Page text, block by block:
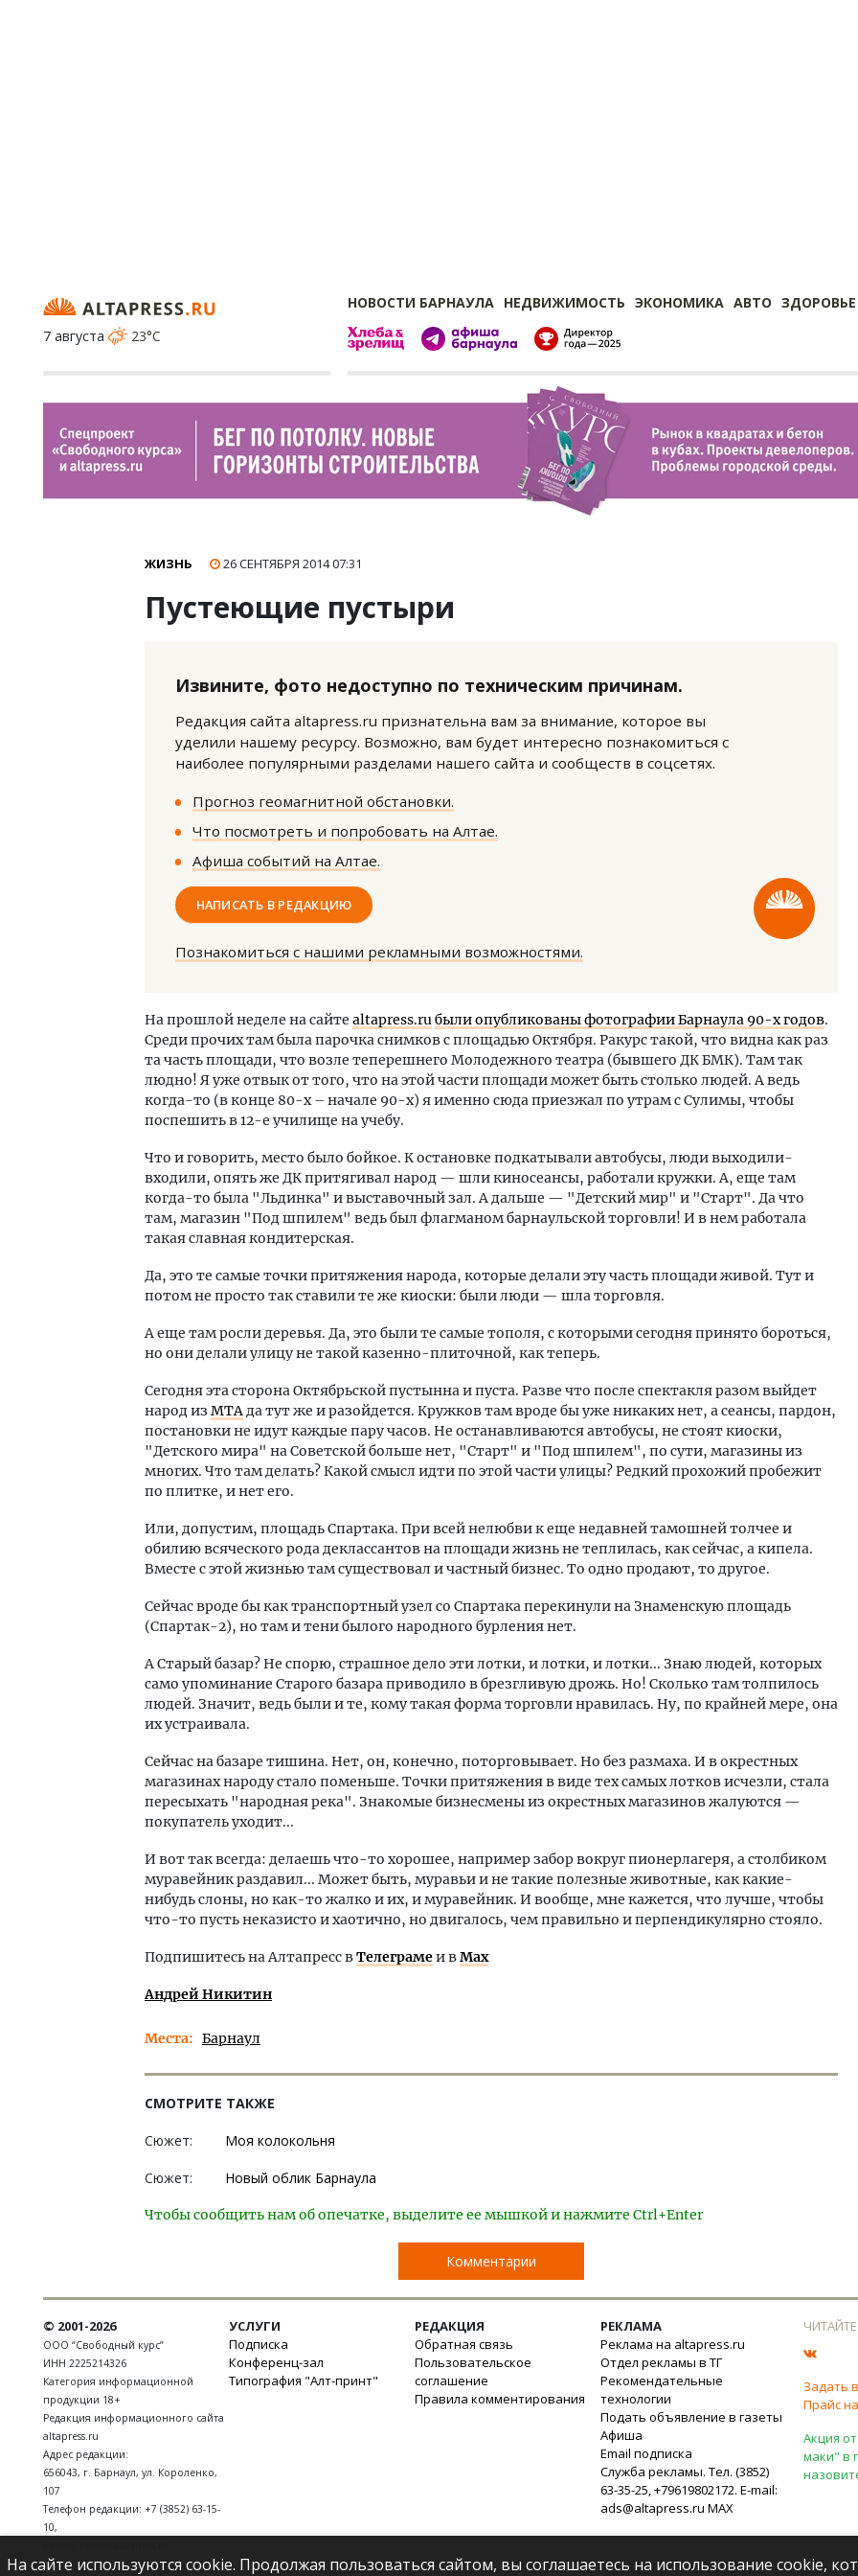
НОВОСТИ БАРНАУЛА НЕДВИЖИМОСТЬ ЭКОНОМИКА АВТО ЗДОРОВЬЕ
7 августа
23°C
ЖИЗНЬ 26 СЕНТЯБРЯ 201407:31
Пустеющие пустыри
Извините, фото недоступно по техническим причинам.
Редакция сайта altapress.ru признательна вам за внимание, которое вы
уделили нашему ресурсу. Возможно, вам будет интересно познакомиться с
наиболее популярными разделами нашего сайта и сообществ в соцсетях.
Прогноз геомагнитной обстановки.
Что посмотреть и попробовать на Алтае.
Афиша событий на Алтае.
НАПИСАТЬ В РЕДАКЦИЮ
Познакомиться с нашими рекламными возможностями.
На прошлой неделе на сайте altapress.ruбыли опубликованы фотографии Барнаула 90-х годов.
Среди прочих там была парочка снимков с площадью Октября. Ракурс такой, что видна как раз
та часть площади, что возле теперешнего Молодежного театра (бывшего ДК БМК). Там так
людно! Я уже отвык от того, что на этой части площади может быть столько людей. А ведь
когда-то (в конце 80-х – начале 90-х) я именно сюда приезжал по утрам с Сулимы, чтобы
поспешить в 12-е училище на учебу.
Что и говорить, место было бойкое. К остановке подкатывали автобусы, люди выходили-
входили, опять же ДК притягивал народ — шли киносеансы, работали кружки. А, еще там
когда-то была "Льдинка" и выставочный зал. А дальше — "Детский мир" и "Старт". Да что
там, магазин "Под шпилем" ведь был флагманом барнаульской торговли! И в нем работала
такая славная кондитерская.
Да, это те самые точки притяжения народа, которые делали эту часть площади живой. Тут и
потом не просто так ставили те же киоски: были люди — шла торговля.
А еще там росли деревья. Да, это были те самые тополя, с которыми сегодня принято бороться,
но они делали улицу не такой казенно-плиточной, как теперь.
Сегодня эта сторона Октябрьской пустынна и пуста. Разве что после спектакля разом выйдет
народ изМТАда тут же и разойдется. Кружков там вроде бы уже никаких нет, а сеансы, пардон,
постановки не идут каждые пару часов. Не останавливаются автобусы, не стоят киоски,
"Детского мира" на Советской больше нет, "Старт" и "Под шпилем", по сути, магазины из
многих. Что там делать? Какой смысл идти по этой части улицы? Редкий прохожий пробежит
по плитке, и нет его.
Или, допустим, площадь Спартака. При всей нелюбви к еще недавней тамошней толчее и
обилию всяческого рода деклассантов на площади жизнь не теплилась, как сейчас, а кипела.
Вместе с этой жизнью там существовал и частный бизнес. То одно продают, то другое.
Сейчас вроде бы как транспортный узел со Спартака перекинули на Знаменскую площадь
(Спартак-2), но там и тени былого народного бурления нет.
А Старый базар? Не спорю, страшное дело эти лотки, и лотки, и лотки... Знаю людей, которых
само упоминание Старого базара приводило в брезгливую дрожь. Но! Сколько там толпилось
людей. Значит, ведь были и те, кому такая форма торговли нравилась. Ну, по крайней мере, она
их устраивала.
Сейчас на базаре тишина. Нет, он, конечно, поторговывает. Но без размаха. И в окрестных
магазинах народу стало поменьше. Точки притяжения в виде тех самых лотков исчезли, стала
пересыхать "народная река". Знакомые бизнесмены из окрестных магазинов жалуются —
покупатель уходит...
И вот так всегда: делаешь что-то хорошее, например забор вокруг пионерлагеря, а столбиком
муравейник раздавил... Может быть, муравьи и не такие полезные животные, как какие-
нибудь слоны, но как-то жалко и их, и муравейник. И вообще, мне кажется, что лучше, чтобы
что-то пусть неказисто и хаотично, но двигалось, чем правильно и перпендикулярно стояло.
Подпишитесь на Алтапресс вТелеграмеи вMax
Андрей Никитин
Места Барнаул
СМОТРИТЕ ТАКЖЕ
Сюжет: Моя колокольня
Сюжет: Новый облик Барнаула
Чтобы сообщить нам об опечатке, выделите ее мышкой и нажмите Ctrl+Enter
Комментарии
Архитектурный код начинается с
земли. Мощение крупноформатными
плитами становится новым
стандартом благоустройства
СТРОИТЕЛЬСТВО
Смелость архитектурных
Генеральный директор
ЗИАС — об эстетике
трендах в фасадах и
СТРОИТЕЛЬСТВО
© 2001-2026
ООО “Свободный курс”
ИНН 2225214326
Категория информационной
продукции 18+
Редакция информационного сайта
altapress.ru
Адрес редакции:
656043, г. Барнаул, ул. Короленко,
107
Телефон редакции: +7 (3852) 63-15-
10,
УСЛУГИ
Подписка
Конференц-зал
Типография "Алт-принт"
РЕДАКЦИЯ
Обратная связь
Пользовательское
соглашение
Правила комментирования
РЕКЛАМА
Реклама на altapress.ru
Отдел рекламы в ТГ
Рекомендательные
технологии
Подать объявление в газеты
Афиша
Email подписка
Служба рекламы. Тел. (3852)
63-35-25, +79619802172. E-mail:
ads@altapress.ru MAX
Задать
Прайс
Акция
маки" в
На сайте используются cookie. Продолжая пользоваться сайтом, вы соглашаетесь на использование cookie,